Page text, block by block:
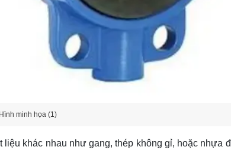
Hình minh họa (1)
khác nhau như gang, thép không gỉ, hoặc nhựa